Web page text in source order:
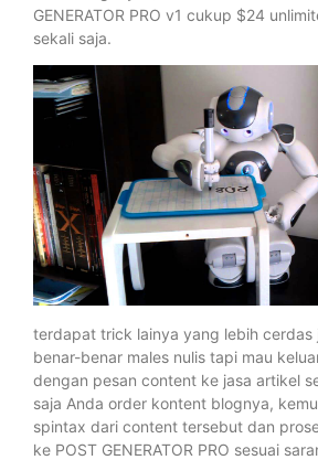
GENERATOR PRO v1 cukup $24
sekali saja.
terdapat trick lainya yang lebih cerdas
benar-benar males nulis tapi mau
dengan pesan content ke jasa artikel
saja Anda order kontent blognya,
spintax dari content tersebut dan
ke POST GENERATOR PRO sesuai